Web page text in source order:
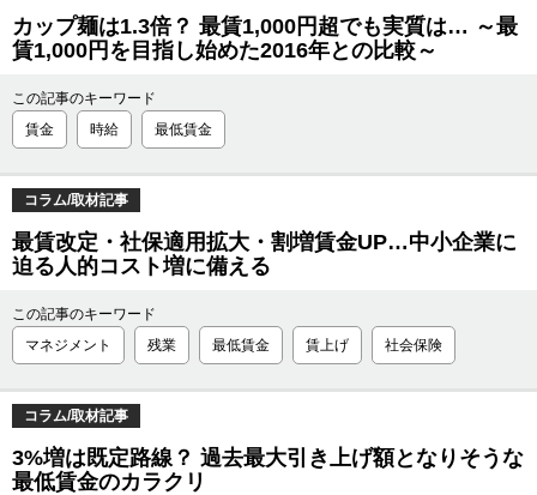
カップ麺は1.3倍？ 最賃1,000円超でも実質は… ～最
賃1,000円を目指し始めた2016年との比較～
この記事のキーワード
賃金
時給 最低賃金
コラム/取材記事
最賃改定・社保適用拡大・割増賃金UP…中小企業に
迫る人的コスト増に備える
この記事のキーワード
マネジメント
残業 最低賃金 賃上げ 社会保険
コラム/取材記事
3%増は既定路線？ 過去最大引き上げ額となりそうな
最低賃金のカラクリ